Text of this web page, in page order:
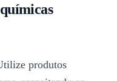
produtos